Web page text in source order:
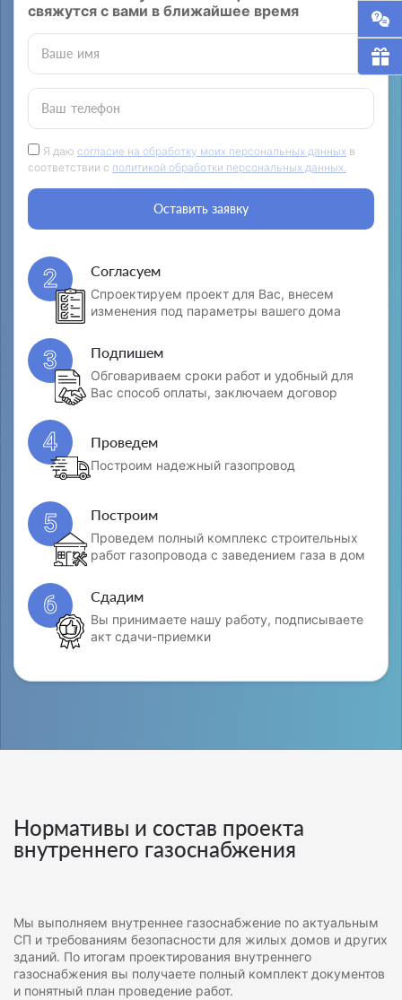
свяжутся с вами в ближайшее время
Ваше имя
Ваш телефон
Я даю согласие на обработку моих персональных данных в
соответствии с политикой обработки персональных данных.
Оставить заявку
2 Согласуем
Спроектируем проект для Вас, внесем
изменения под параметры вашего дома
3 Подпишем
Обговариваем сроки работ и удобный для
Вас способ оплаты, заключаем договор
4 Проведем
Построим надежный газопровод
5 Построим
Проведем полный комплекс строительных
работ газопровода с заведением газа в дом
6 Сдадим
Вы принимаете нашу работу, подписываете
акт сдачи-приемки
Нормативы и состав проекта
внутреннего газоснабжения
Мы выполняем внутреннее газоснабжение по актуальным
СП и требованиям безопасности для жилых домов и других
зданий. По итогам проектирования внутреннего
газоснабжения вы получаете полный комплект документов
и понятный план проведение работ.